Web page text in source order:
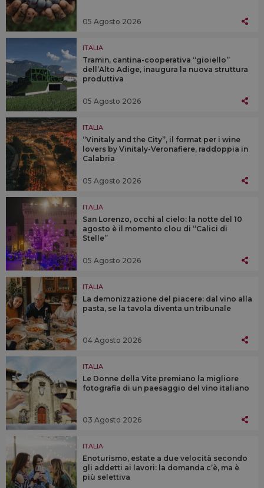
05 Agosto 2026
ITALIA
Tramin, cantina-cooperativa “gioiello”
dell’Alto Adige, inaugura la nuova struttura
produttiva
05 Agosto 2026
ITALIA
“Vinitaly and the City”, il format per i wine
lovers by Vinitaly-Veronafiere, raddoppia in
Calabria
05 Agosto 2026
ITALIA
San Lorenzo, occhi al cielo: la notte del 10
agosto è il momento clou di “Calici di
Stelle”
05 Agosto 2026
ITALIA
La demonizzazione del piacere: dal vino alla
pasta, se la tavola diventa un tribunale
04 Agosto 2026
ITALIA
Le Donne della Vite premiano la migliore
fotografia di un paesaggio del vino italiano
03 Agosto 2026
ITALIA
Enoturismo, estate a due velocità secondo
gli addetti ai lavori: la domanda c’è, ma è
più selettiva